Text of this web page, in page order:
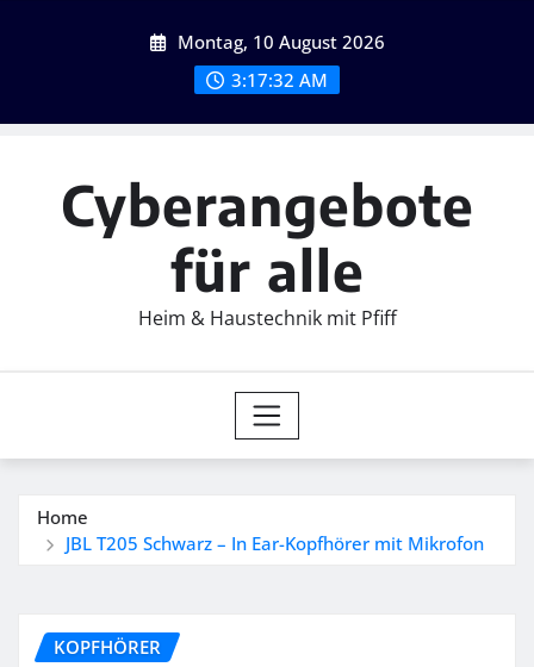
Montag, 10 August 2026
3:17:33 AM
Cyberangebote
für alle
Heim & Haustechnik mit Pfiff
Home
JBL T205 Schwarz – In Ear-Kopfhörer mit Mikrofon
KOPFHÖRER